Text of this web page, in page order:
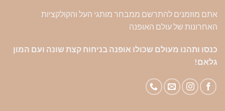
אתם מוזמנים להתרשם ממבחר מותגי העל והקולקציות
האחרונות של עולם האופנה
כנסו ותהנו מעולם שכולו אופנה בניחוח קצת שונה ועם המון
גלאם!